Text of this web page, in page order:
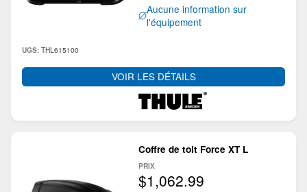
Aucune information sur
l'équipement
UGS: THL615100
VOIR LES DÉTAILS
Coffre de toit Force XT L
PRIX
$1,062.99